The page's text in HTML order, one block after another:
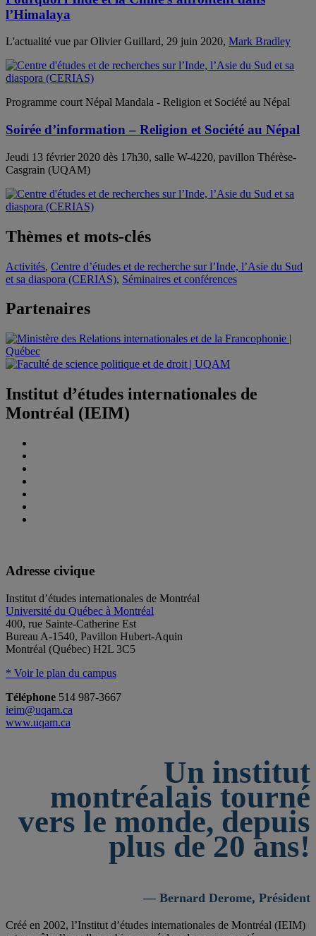
l’Himalaya
L'actualité vue par Olivier Guillard, 29 juin 2020, Mark Bradley
Programme court Népal Mandala - Religion et Société au Népal
Soirée d’information – Religion et Société au Népal
Jeudi 13 février 2020 dès 17h30, salle W-4220, pavillon Thérèse-
Casgrain (UQAM)
Thèmes et mots-clés
Activités, Centre d’études et de recherche sur l’Inde, l’Asie du Sud
et sa diaspora (CERIAS), Séminaires et conférences
Partenaires
Institut d’études internationales de
Montréal (IEIM)
Adresse civique
Institut d’études internationales de Montréal
Université du Québec à Montréal
400, rue Sainte-Catherine Est
Bureau A-1540, Pavillon Hubert-Aquin
Montréal (Québec) H2L 3C5
* Voir le plan du campus
Téléphone 514 987-3667
ieim@uqam.ca
www.uqam.ca
Un institut
montréalais tourné
vers le monde, depuis
plus de 20 ans!
— Bernard Derome, Président
Créé en 2002, l’Institut d’études internationales de Montréal (IEIM)